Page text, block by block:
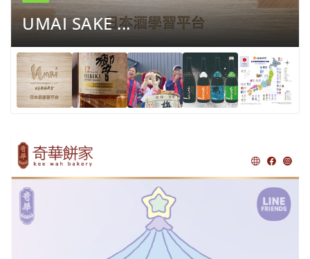
UMAI SAKE ...